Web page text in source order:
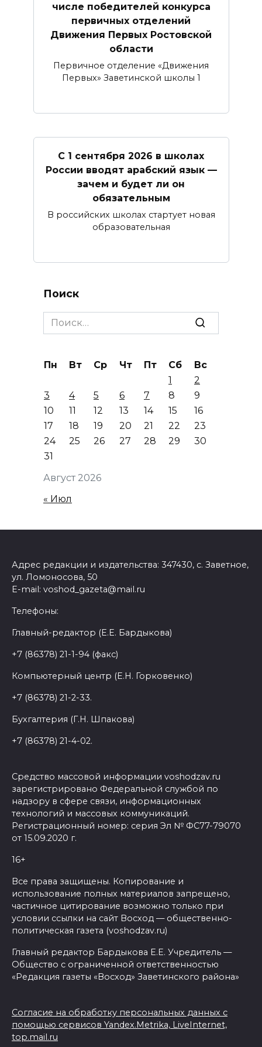
числе победителей конкурса
первичных отделений
Движения Первых Ростовской
области
Первичное отделение «Движения
Первых» Заветинской школы 1
С 1 сентября 2026 в школах
России вводят арабский язык —
зачем и будет ли он
обязательным
В российских школах стартует новая
образовательная
Поиск
Search
for:
Август 2026
Пн Вт Ср Чт Пт Сб
Вс
1
2
3
4 5 6 7 8
9
10
11 12 13 14 15
16
17
18 19 20 21 22
23
24
25 26 27 28 29
30
31
« Июл
Адрес редакции и издательства: 347430, с. Заветное,
ул. Ломоносова, 50
E-mail: voshod_gazeta@mail.ru
Телефоны:
Главный-редактор (Е.Е. Бардыкова)
+7 (86378) 21-1-94 (факс)
Компьютерный центр (Е.Н. Горковенко)
+7 (86378) 21-2-33.
Бухгалтерия (Г.Н. Шпакова)
+7 (86378) 21-4-02.
Средство массовой информации voshodzav.ru
зарегистрировано Федеральной службой по
надзору в сфере связи, информационных
технологий и массовых коммуникаций.
Регистрационный номер: серия Эл № ФС77-79070
от 15.09.2020 г.
16+
Все права защищены. Копирование и
использование полных материалов запрещено,
частичное цитирование возможно только при
условии ссылки на сайт Восход — общественно-
политическая газета (voshodzav.ru)
Главный редактор Бардыкова Е.Е. Учредитель —
Общество с ограниченной ответственностью
«Редакция газеты «Восход» Заветинского района»
Согласие на обработку персональных данных с
помощью сервисов Yandex.Metrika, LiveInternet,
top.mail.ru